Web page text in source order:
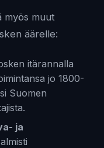
myös muut
äärelle:
itärannalla
jo 1800-
Suomen
ja